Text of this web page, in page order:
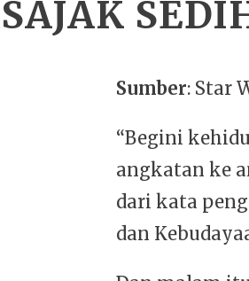
SAJAK
Sumber: Star
“Begini
angkatan ke
dari kata
dan